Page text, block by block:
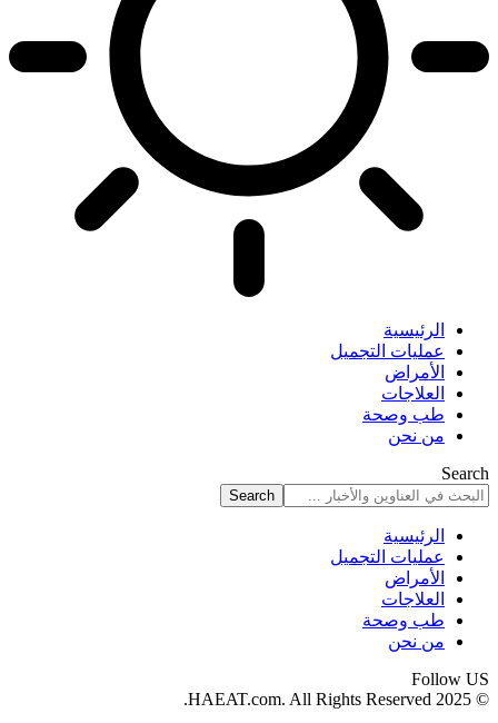
الرئيسية
عمليات التجميل
الأمراض
العلاجات
طب وصحة
من نحن
Search
الرئيسية
عمليات التجميل
الأمراض
العلاجات
طب وصحة
من نحن
Follow US
© 2025 HAEAT.com. All Rights Reserved.